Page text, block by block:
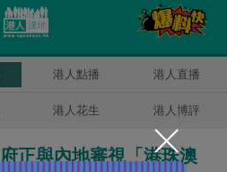
港人點播 港人直播
港人花生 港人博評
正與內地審視「港珠澳